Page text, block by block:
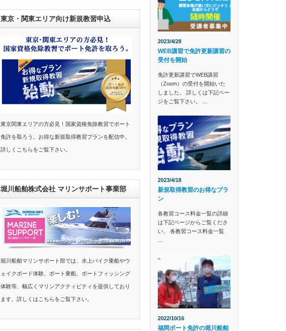
東京・関東エリア向け新規教習申込
東京関東エリアの方必見！国家資格免除教習でボート
免許を取ろう。お得な新規取得教習プランを配信中。
詳しくこちらをご覧下さい。
堀川船舶株式会社 マリンサポート事業部
堀川船舶マリンサポート部では、水上バイク乗船やウ
ェイクボード体験、ボート乗船、ボートフィッシング
体験等、幅広くマリンアクティビティを提供しており
ます。詳しくはこちらをご覧下さい。
2023/4/28
WEB講習で免許更新講習の
受付を開始
免許更新講習でWEB講習
（Zoom）の受付を開始いた
しました。 詳しくは下記ペー
ジをご覧下さい。 …
2023/4/18
新規取得教習のお得なプラ
ン
各教習コース料金一覧の詳細
は下記ページからご覧くださ
い。 各教習コース料金一覧
2022/10/16
福岡ボート免許の堀川船舶